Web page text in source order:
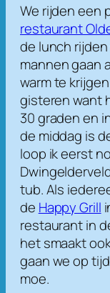
We rijden een
restaurant
de lunch
mannen gaan
warm te
gisteren want
30 graden en
de middag is
loop ik eerst
tub. Als
de Happy Grill
restaurant in
het smaakt
gaan we op
moe.